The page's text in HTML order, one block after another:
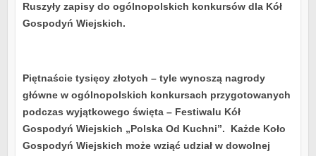
Ruszyły zapisy do ogólnopolskich konkursów dla Kół
Gospodyń Wiejskich.
Piętnaście tysięcy złotych – tyle wynoszą nagrody
główne w ogólnopolskich konkursach przygotowanych
podczas wyjątkowego święta – Festiwalu Kół
Gospodyń Wiejskich „Polska Od Kuchni”. Każde Koło
Gospodyń Wiejskich może wziąć udział w dowolnej